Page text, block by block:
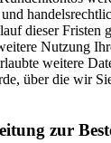
dieser Fristen
Nutzung
weitere
über die wir
zur